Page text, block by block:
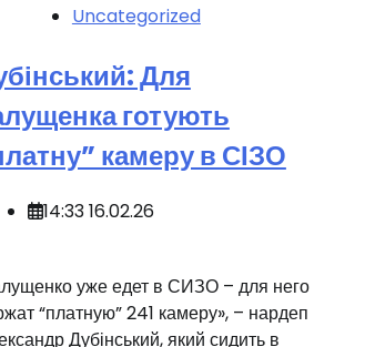
Uncategorized
Для
готують
камеру в СІЗО
14:33 16.02.26
уже едет в СИЗО – для него
“платную” 241 камеру», – нардеп
Дубінський, який сидить в